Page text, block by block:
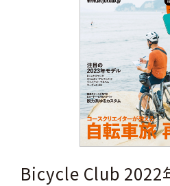
Bicycle Club 2022